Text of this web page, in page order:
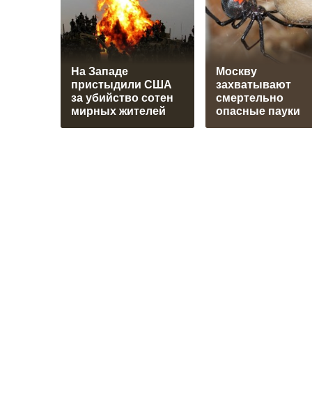
На Западе
пристыдили США
за убийство сотен
мирных жителей
Москву
захватывают
смертельно
опасные пауки